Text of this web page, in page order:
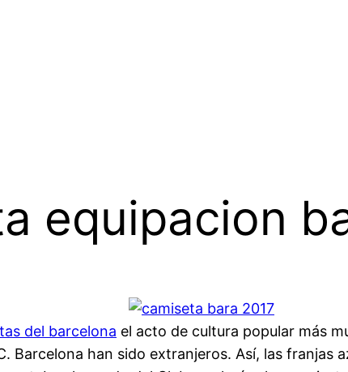
equipacion
del barcelona el acto de cultura popular más
Barcelona han sido extranjeros. Así, las franjas